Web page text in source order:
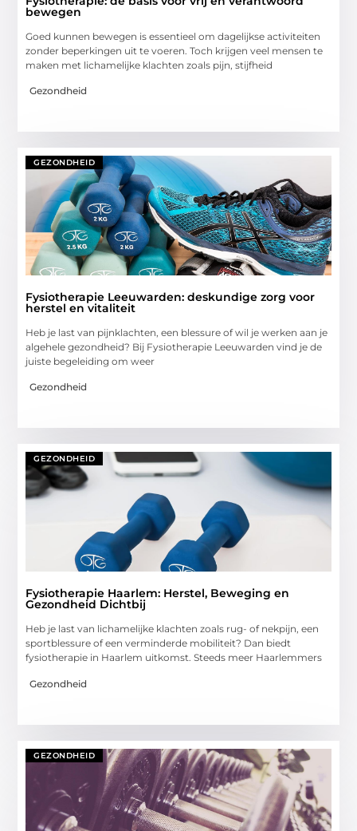
bewegen
Goed kunnen bewegen is essentieel om dagelijkse activiteiten
zonder beperkingen uit te voeren. Toch krijgen veel mensen te
maken met lichamelijke klachten zoals pijn, stijfheid
Gezondheid
GEZONDHEID
Fysiotherapie Leeuwarden: deskundige zorg voor
herstel en vitaliteit
Heb je last van pijnklachten, een blessure of wil je werken aan je
algehele gezondheid? Bij Fysiotherapie Leeuwarden vind je de
juiste begeleiding om weer
Gezondheid
GEZONDHEID
Fysiotherapie Haarlem: Herstel, Beweging en
Gezondheid Dichtbij
Heb je last van lichamelijke klachten zoals rug- of nekpijn, een
sportblessure of een verminderde mobiliteit? Dan biedt
fysiotherapie in Haarlem uitkomst. Steeds meer Haarlemmers
Gezondheid
GEZONDHEID